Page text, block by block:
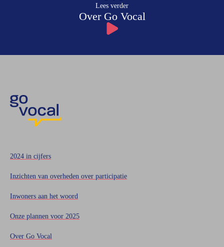
Lees verder
Over Go Vocal
2024 in cijfers
Inzichten van overheden over participatie
Inwoners aan het woord
Onze plannen voor 2025
Over Go Vocal